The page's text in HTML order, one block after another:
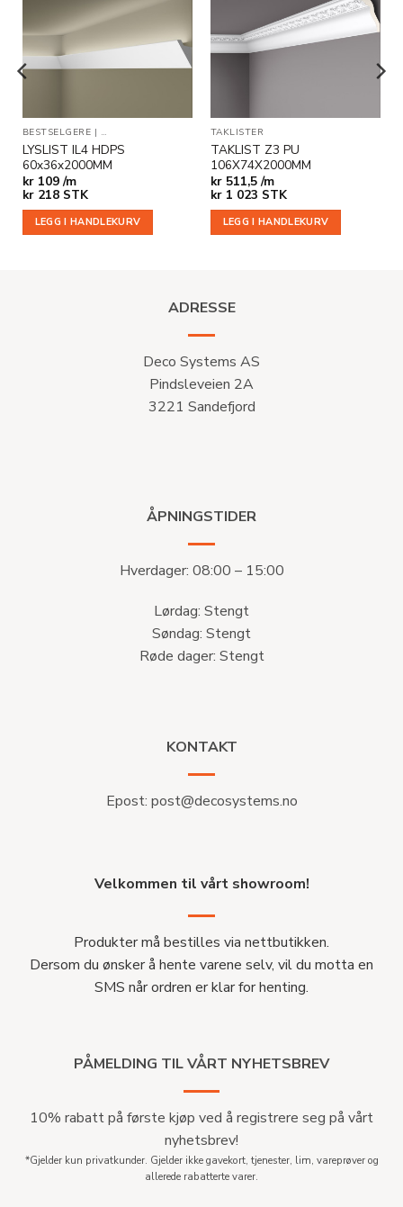
ønskeliste
BESTSELGERE | INDIREKTE BELYSNING|TAKLISTER
LYSLIST IL4 HDPS
60x36x2000MM
kr109 /m
kr218 STK
LEGG I HANDLEKURV
Legg til
ønskeliste
TAKLISTER
TAKLIST Z3 PU
106X74X2000MM
kr511,5 /m
kr1 023 STK
LEGG I HANDLEKURV
ADRESSE
Deco Systems AS
Pindsleveien 2A
3221 Sandefjord
ÅPNINGSTIDER
Hverdager: 08:00 – 15:00
Lørdag: Stengt
Søndag: Stengt
Røde dager: Stengt
KONTAKT
Epost: post@decosystems.no
Velkommen til vårt showroom!
Produkter må bestilles via nettbutikken.
Dersom du ønsker å hente varene selv, vil du motta en
SMS når ordren er klar for henting.
PÅMELDING TIL VÅRT NYHETSBREV
10% rabatt på første kjøp ved å registrere seg på vårt
nyhetsbrev!
*Gjelder kun privatkunder. Gjelder ikke gavekort, tjenester, lim, vareprøver og
allerede rabatterte varer.